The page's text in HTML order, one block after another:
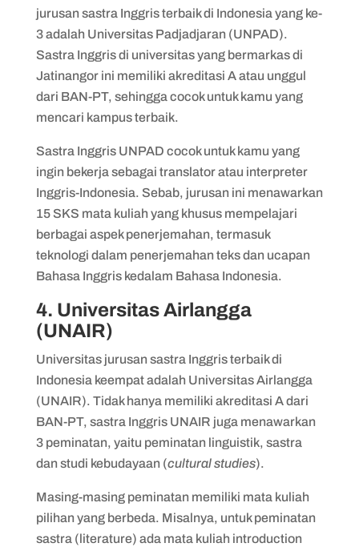
jurusan sastra Inggris terbaik di Indonesia yang ke-
3 adalah Universitas Padjadjaran (UNPAD).
Sastra Inggris di universitas yang bermarkas di
Jatinangor ini memiliki akreditasi A atau unggul
dari BAN-PT, sehingga cocok untuk kamu yang
mencari kampus terbaik.
Sastra Inggris UNPAD cocok untuk kamu yang
ingin bekerja sebagai translator atau interpreter
Inggris-Indonesia. Sebab, jurusan ini menawarkan
15 SKS mata kuliah yang khusus mempelajari
berbagai aspek penerjemahan, termasuk
teknologi dalam penerjemahan teks dan ucapan
Bahasa Inggris kedalam Bahasa Indonesia.
4. Universitas Airlangga
(UNAIR)
Universitas jurusan sastra Inggris terbaik di
Indonesia keempat adalah Universitas Airlangga
(UNAIR). Tidak hanya memiliki akreditasi A dari
BAN-PT, sastra Inggris UNAIR juga menawarkan
3 peminatan, yaitu peminatan linguistik, sastra
dan studi kebudayaan (cultural studies).
Masing-masing peminatan memiliki mata kuliah
pilihan yang berbeda. Misalnya, untuk peminatan
sastra (literature) ada mata kuliah introduction